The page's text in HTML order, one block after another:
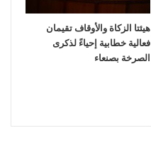
هيئتا الزكاة والأوقاف تقيمان
فعالية خطابية إحياءً لذكرى
الصرخة بصنعاء